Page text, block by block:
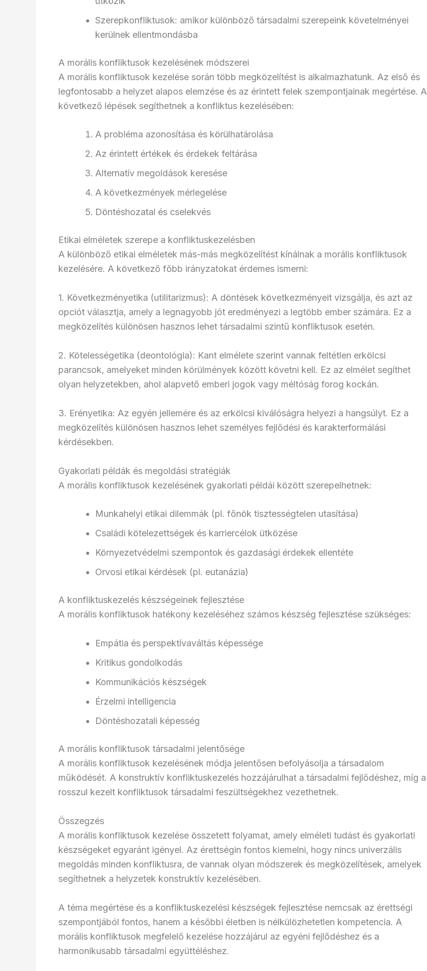
Szerepkonfliktusok: amikor különböző társadalmi szerepeink követelményei
kerülnek ellentmondásba
A morális konfliktusok kezelésének módszerei
A morális konfliktusok kezelése során több megközelítést is alkalmazhatunk. Az első és
legfontosabb a helyzet alapos elemzése és az érintett felek szempontjainak megértése. A
következő lépések segíthetnek a konfliktus kezelésében:
A probléma azonosítása és körülhatárolása
Az érintett értékek és érdekek feltárása
Alternatív megoldások keresése
A következmények mérlegelése
Döntéshozatal és cselekvés
Etikai elméletek szerepe a konfliktuskezelésben
A különböző etikai elméletek más-más megközelítést kínálnak a morális konfliktusok
kezelésére. A következő főbb irányzatokat érdemes ismerni:
1. Következményetika (utilitarizmus): A döntések következményeit vizsgálja, és azt az
opciót választja, amely a legnagyobb jót eredményezi a legtöbb ember számára. Ez a
megközelítés különösen hasznos lehet társadalmi szintű konfliktusok esetén.
2. Kötelességetika (deontológia): Kant elmélete szerint vannak feltétlen erkölcsi
parancsok, amelyeket minden körülmények között követni kell. Ez az elmélet segíthet
olyan helyzetekben, ahol alapvető emberi jogok vagy méltóság forog kockán.
3. Erényetika: Az egyén jellemére és az erkölcsi kiválóságra helyezi a hangsúlyt. Ez a
megközelítés különösen hasznos lehet személyes fejlődési és karakterformálási
kérdésekben.
Gyakorlati példák és megoldási stratégiák
A morális konfliktusok kezelésének gyakorlati példái között szerepelhetnek:
Munkahelyi etikai dilemmák (pl. főnök tisztességtelen utasítása)
Családi kötelezettségek és karriercélok ütközése
Környezetvédelmi szempontok és gazdasági érdekek ellentéte
Orvosi etikai kérdések (pl. eutanázia)
A konfliktuskezelés készségeinek fejlesztése
A morális konfliktusok hatékony kezeléséhez számos készség fejlesztése szükséges:
Empátia és perspektívaváltás képessége
Kritikus gondolkodás
Kommunikációs készségek
Érzelmi intelligencia
Döntéshozatali képesség
A morális konfliktusok társadalmi jelentősége
A morális konfliktusok kezelésének módja jelentősen befolyásolja a társadalom
működését. A konstruktív konfliktuskezelés hozzájárulhat a társadalmi fejlődéshez, míg a
rosszul kezelt konfliktusok társadalmi feszültségekhez vezethetnek.
Összegzés
A morális konfliktusok kezelése összetett folyamat, amely elméleti tudást és gyakorlati
készségeket egyaránt igényel. Az érettségin fontos kiemelni, hogy nincs univerzális
megoldás minden konfliktusra, de vannak olyan módszerek és megközelítések, amelyek
segíthetnek a helyzetek konstruktív kezelésében.
A téma megértése és a konfliktuskezelési készségek fejlesztése nemcsak az érettségi
szempontjából fontos, hanem a későbbi életben is nélkülözhetetlen kompetencia. A
morális konfliktusok megfelelő kezelése hozzájárul az egyéni fejlődéshez és a
harmonikusabb társadalmi együttéléshez.